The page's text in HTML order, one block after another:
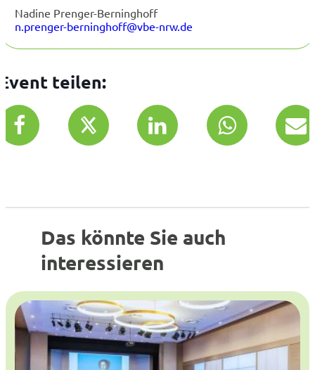
Nadine Prenger-Berninghoff
n.prenger-berninghoff@vbe-nrw.de
teilen:
Das könnte Sie auch
interessieren